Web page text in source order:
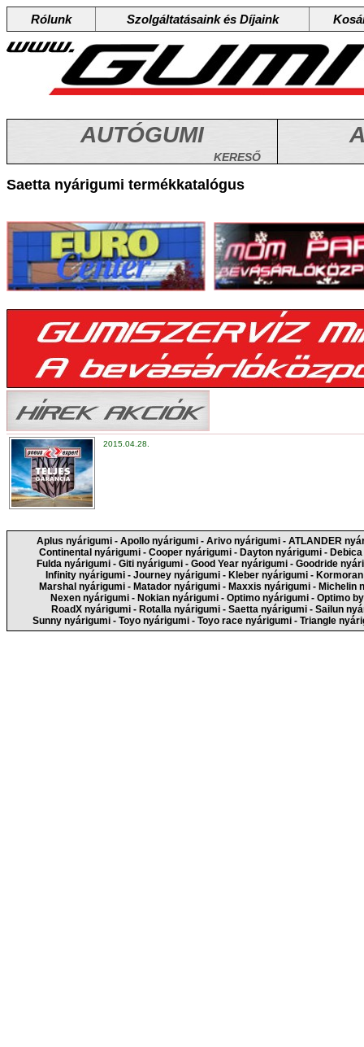
Rólunk Szolgáltatásaink és Díjaink
AUTÓGUMI
KERESŐ
Saetta nyárigumi termékkatalógus
2015.04.28.
Aplus nyárigumi- Apollo nyárigumi- Arivo nyárigumi- ATLANDER
Continental nyárigumi- Cooper nyárigumi- Dayton nyárigumi-
Fulda nyárigumi - Giti nyárigumi - Good Year nyárigumi - Goodride
Infinity nyárigumi- Journey nyárigumi- Kleber nyárigumi-
Marshal nyárigumi- Matador nyárigumi- Maxxis nyárigumi- Michelin
Nexen nyárigumi- Nokian nyárigumi- Optimo nyárigumi- Optimo
RoadX nyárigumi - Rotalla nyárigumi - Saetta nyárigumi - Sailun
Sunny nyárigumi - Toyo nyárigumi - Toyo race nyárigumi - Triangle